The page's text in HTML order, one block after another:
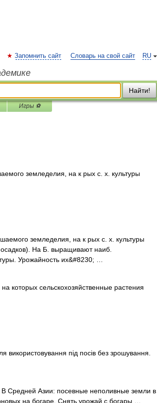
RU
Запомнить сайт Словарь на свой сайт
Найти!
Игры ⚽
земледелия, на к рых с. х. культуры
земледелия, на к рых с. х. культуры
На Б. выращивают наиб.
Урожайность их&#8230; …
которых сельскохозяйственные растения
використовування під посів без зрошування.
Средней Азии: посевные неполивные земли в
на богаре. Снять урожай с богары …